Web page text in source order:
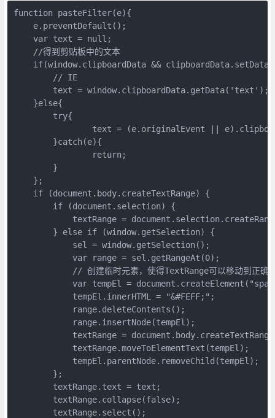
function pasteFilter(e){
    e.preventDefault();
    var text = null;
    //得到剪贴板中的文本
if(window.clipboardData &&
        // IE
        text = window.clipboardData.getData('text');
    }else{
    };
    if (document.body.createTextRange) {
        if (document.selection) {
textRange =
        } else if (window.getSelection) {
            sel = window.getSelection();
            var range = sel.getRangeAt(0);
// 创建临时元素，使得TextRange可以移动到正确
var tempEl =
            tempEl.innerHTML = "&#FEFF;";
            range.deleteContents();
            range.insertNode(tempEl);
textRange =
            textRange.moveToElementText(tempEl);
            tempEl.parentNode.removeChild(tempEl);
        };
        textRange.text = text;
        textRange.collapse(false);
        textRange.select();